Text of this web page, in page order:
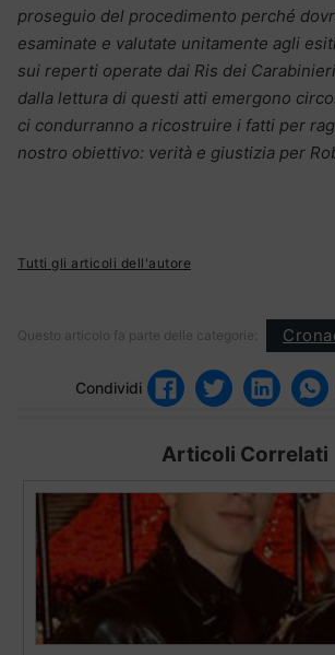
proseguio del procedimento perché
esaminate e valutate unitamente agli
sui reperti operate dai Ris dei
dalla lettura di questi atti emergono
ci condurranno a ricostruire i fatti per
nostro obiettivo: verità e giustizia per
Tutti gli articoli dell'autore
Questo articolo fa parte delle categorie:
Condividi
Articoli Correlati